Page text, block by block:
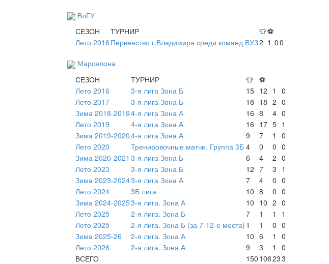
ВлГУ
СЕЗОН
ТУРНИР 👕⚽
Лето 2016 Первенство г.Владимира среди команд ВУЗ2 1 00
Марселона
СЕЗОН
ТУРНИР 👕 ⚽
Лето 2016
3-я лига Зона Б 15 12 1
0
Лето 2017
3-я лига Зона Б 18 18 2 0
Зима 2018-20194-я лига Зона А 16 8 4 0
Лето 2019
4-я лига Зона А 16 17 5 1
Зима 2019-20204-я лига Зона А 9 7 1
0
Лето 2020
Тренировочные матчи. Группа 3Б 4 0 0 0
Зима 2020-2021 3-я лига Зона Б 6 4 2 0
Лето 2023
3-я лига Зона Б 12 7 3 1
Зима 2023-20243-я лига Зона А 7 4 0 0
Лето 2024
3Б лига 10 8 0 0
Зима 2024-20253-я лига. Зона А 10 10 2 0
Лето 2025
2-я лига. Зона Б 7 1 1
1
Лето 2025
2-я лига. Зона Б (за 7-12-е места) 1 1 0 0
Зима 2025-26
2-я лига. Зона А 10 6 1
0
Лето 2026
2-я лига. Зона А 9 3 1
0
ВСЕГО
150 106233